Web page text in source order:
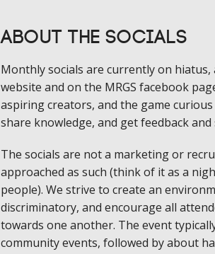
About the Socials
Monthly socials are currently on
website and on the MRGS facebook
aspiring creators, and the game
share knowledge, and get feedback
The socials are not a marketing or
approached as such (think of it as a
people). We strive to create an
discriminatory, and encourage all
towards one another. The event
community events, followed by about